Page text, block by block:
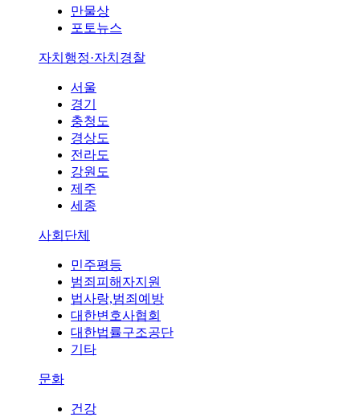
만물상
포토뉴스
자치행정·자치경찰
서울
경기
충청도
경상도
전라도
강원도
제주
세종
사회단체
민주평등
범죄피해자지원
법사랑,범죄예방
대한변호사협회
대한법률구조공단
기타
문화
건강